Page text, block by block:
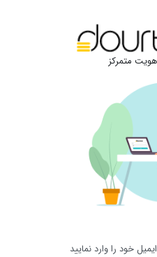
خود را وارد نمایید
هویت متمرکز